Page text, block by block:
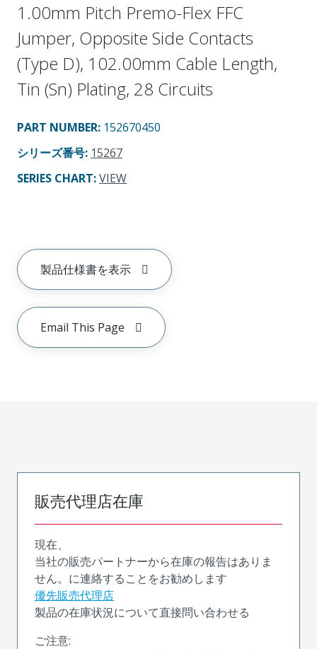
1.00mm Pitch Premo-Flex FFC
Jumper, Opposite Side Contacts
(Type D), 102.00mm Cable Length,
Tin (Sn) Plating, 28 Circuits
PART NUMBER: 152670450
シリーズ番号: 15267
SERIES CHART:VIEW
製品仕様書を表示
Email This Page
販売代理店在庫
現在、
当社の販売パートナーから在庫の報告はありま
せん。に連絡することをお勧めします
優先販売代理店
製品の在庫状況について直接問い合わせる
ご注意: